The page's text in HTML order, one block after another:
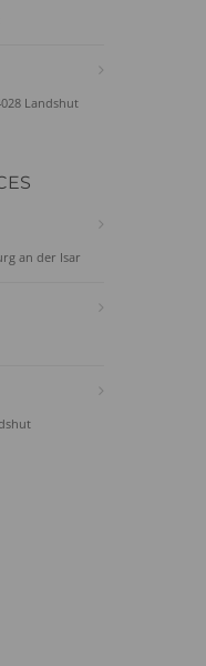
Landshut
an der Isar